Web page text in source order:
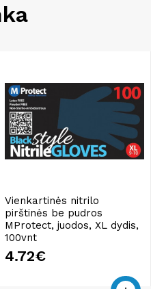
Vienkartinės nitrilo
pirštinės be pudros
MProtect, juodos, XL dydis,
100vnt
4.72€